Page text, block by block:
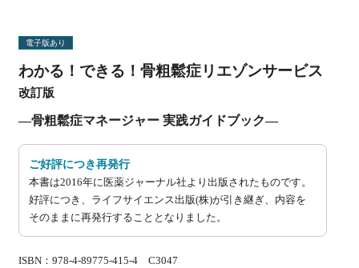
電子版あり
わかる！できる！骨粗鬆症リエゾンサービス
改訂版
—骨粗鬆症マネージャー 実践ガイドブック—
ご好評につき再発行
本書は2016年に医薬ジャーナル社より出版されたものです。
好評につき、ライフサイエンス出版(株)が引き継ぎ、内容を
そのままに再発行することとなりました。
ISBN：978-4-89775-415-4 C3047